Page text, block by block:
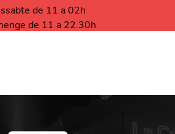
de 11 a 02h
de 11 a 22.30h